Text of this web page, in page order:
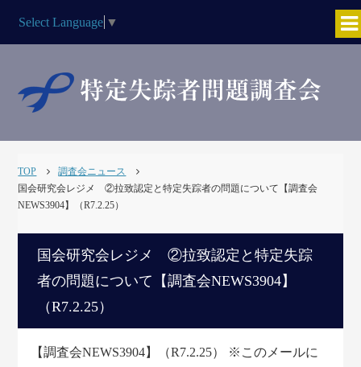
Select Language ▼
TOP
調査会ニュース
国会研究会レジメ ②拉致認定と特定失踪者の問題について【調査会
NEWS3904】（R7.2.25）
国会研究会レジメ ②拉致認定と特定失踪
者の問題について【調査会NEWS3904】
（R7.2.25）
【調査会NEWS3904】（R7.2.25） ※このメールに